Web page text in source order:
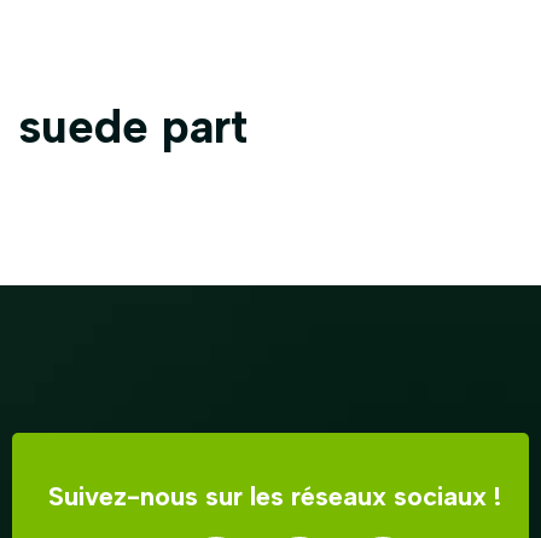
suede part
Suivez-nous sur les réseaux sociaux !